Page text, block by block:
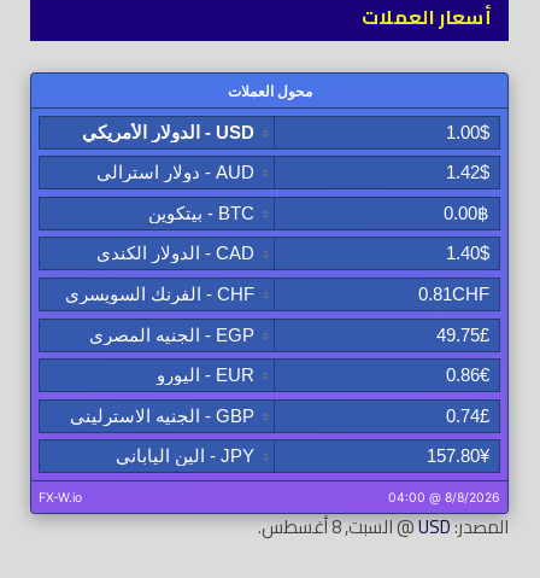
أسعار العملات
المصدر:USD@ السبت, 8 أغسطس.